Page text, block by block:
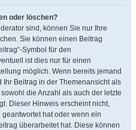
oder löschen?
sind, können Sie nur Ihre
Sie können einen Beitrag
Symbol für den
ist dies nur für einen
möglich. Wenn bereits jemand
Beitrag in der Themenansicht als
die Anzahl als auch der letzte
Dieser Hinweis erscheint nicht,
hat oder wenn ein
überarbeitet hat. Diese können